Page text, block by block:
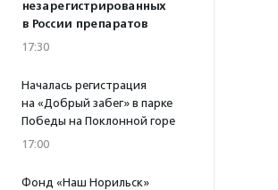
незарегистрированных
в России препаратов
17:30
Началась регистрация
на «Добрый забег» в парке
Победы на Поклонной горе
17:00
Фонд «Наш Норильск»